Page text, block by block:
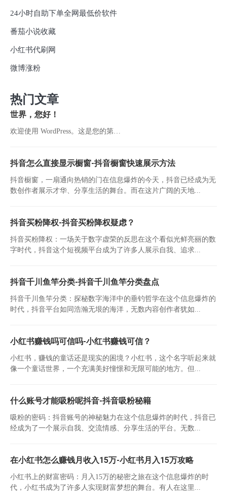
24小时自助下单全网最低价软件
番茄小说收藏
小红书代刷网
微博涨粉
热门文章
世界，您好！
欢迎使用 WordPress。这是您的第…
抖音怎么直接显示橱窗-抖音橱窗快速展示方法
抖音橱窗，一扇通向热销的门在信息爆炸的今天，抖音已经成为无
数创作者展示才华、分享生活的舞台。而在这片广阔的天地...
抖音买粉降权-抖音买粉降权疑虑？
抖音买粉降权：一场关于数字虚荣的反思在这个看似光鲜亮丽的数
字时代，抖音这个短视频平台成为了许多人展示自我、追求...
抖音千川鱼竿分类-抖音千川鱼竿分类盘点
抖音千川鱼竿分类：探秘数字海洋中的垂钓哲学在这个信息爆炸的
时代，抖音平台如同浩瀚无垠的海洋，无数内容创作者犹如...
小红书赚钱吗可信吗-小红书赚钱可信？
小红书，赚钱的童话还是现实的困境？小红书，这个名字听起来就
像一个童话世界，一个充满美好憧憬和无限可能的地方。但...
什么账号才能吸粉呢抖音-抖音吸粉秘籍
吸粉的密码：抖音账号的神秘魅力在这个信息爆炸的时代，抖音已
经成为了一个展示自我、交流情感、分享生活的平台。无数...
在小红书怎么赚钱月收入15万-小红书月入15万攻略
小红书上的财富密码：月入15万的秘密之旅在这个信息爆炸的时
代，小红书成为了许多人实现财富梦想的舞台。有人在这里...